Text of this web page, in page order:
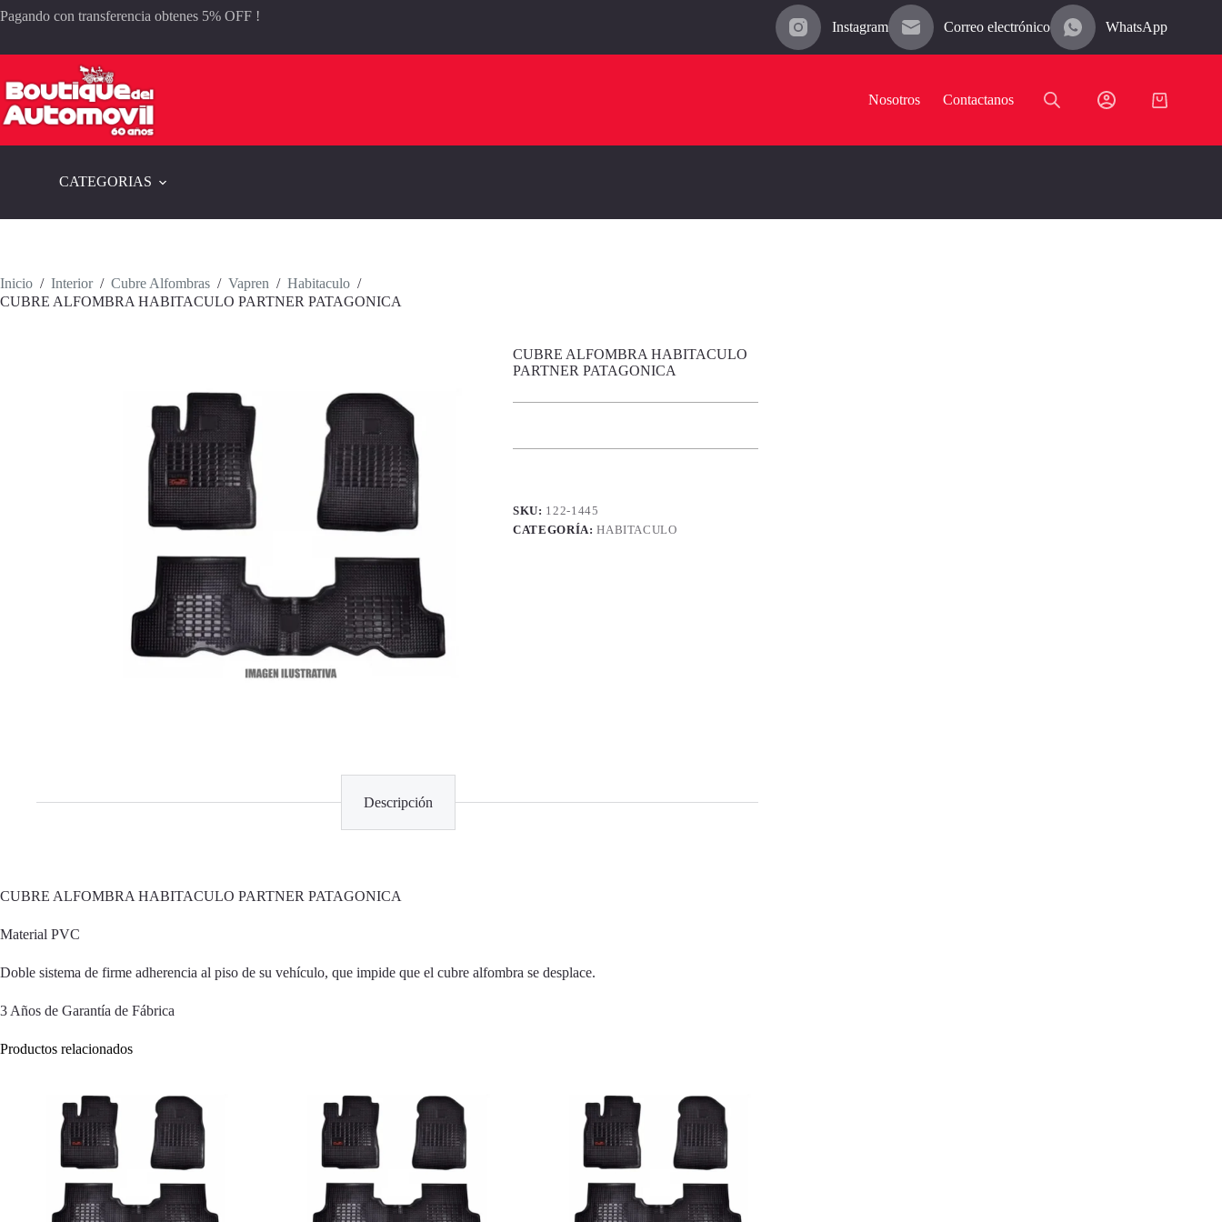
al
Pagando con transferencia obtenes 5% OFF !
Instagram Correo electrónico WhatsApp
Nosotros Contactanos
Carro
CATEGORIAS
Inicio / Interior / Cubre Alfombras / Vapren / Habitaculo /
CUBRE ALFOMBRA HABITACULO PARTNER PATAGONICA
CUBRE ALFOMBRA HABITACULO
PARTNER PATAGONICA
SKU: 122-1445
CATEGORÍA:HABITACULO
Descripción
CUBRE ALFOMBRA HABITACULO PARTNER PATAGONICA
Material PVC
Doble sistema de firme adherencia al piso de su vehículo, que impide que el cubre alfombra se desplace.
3 Años de Garantía de Fábrica
Productos relacionados